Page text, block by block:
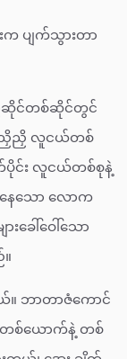
ပျက်သွားတာ
ည်ဆိုင်တစ်ဆိုင်တွင်
ညှိညှိ လူငယ်တစ်
ပိုင်း လူငယ်တစ်စုနဲ့
နေသော လောက
ေါ်ဝေါ်သော
။ ဘာတာဇံကောင်
စ်ယောက်နဲ့ တစ်